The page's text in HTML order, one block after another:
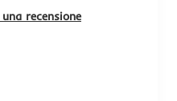
recensione